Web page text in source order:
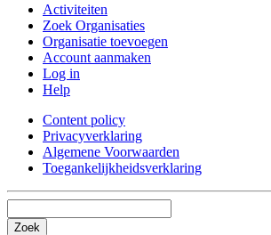
Activiteiten
Zoek Organisaties
Organisatie toevoegen
Account aanmaken
Log in
Help
Content policy
Privacyverklaring
Algemene Voorwaarden
Toegankelijkheidsverklaring
Zoek